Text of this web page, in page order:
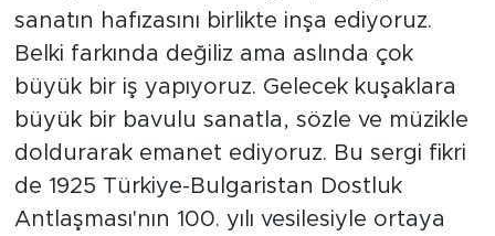
sanatın hafızasını birlikte inşa ediyoruz.
Belki farkında değiliz ama aslında çok
büyük bir iş yapıyoruz. Gelecek kuşaklara
büyük bir bavulu sanatla, sözle ve müzikle
doldurarak emanet ediyoruz. Bu sergi fikri
de 1925 Türkiye-Bulgaristan Dostluk
Antlaşması'nın 100. yılı vesilesiyle ortaya